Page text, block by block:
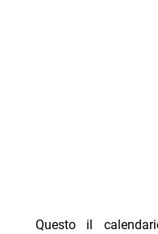
Questo il